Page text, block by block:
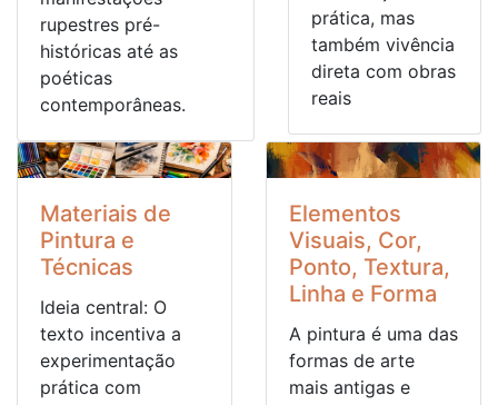
rupestres pré-
históricas até as
poéticas
contemporâneas.
prática, mas
também vivência
direta com obras
reais
Materiais de
Pintura e
Técnicas
Ideia central: O
texto incentiva a
experimentação
prática com
Elementos
Visuais, Cor,
Ponto, Textura,
Linha e Forma
A pintura é uma das
formas de arte
mais antigas e